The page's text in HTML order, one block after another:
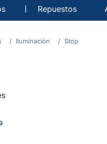
Repuestos
Iluminación Stop